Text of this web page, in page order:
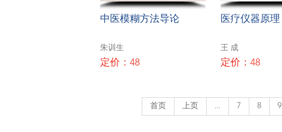
中医模糊方法导论
朱训生
定价：48
医疗仪器原理
王 成
定价：48
首页 上页 ... 7 8 9